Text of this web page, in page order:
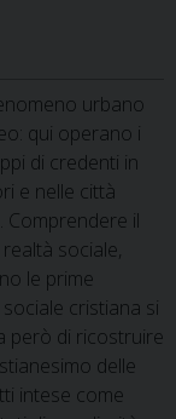
urbano
qui operano i
di credenti in
e nelle città
Comprendere il
sociale,
le prime
cristiana si
però di ricostruire
delle
intese come